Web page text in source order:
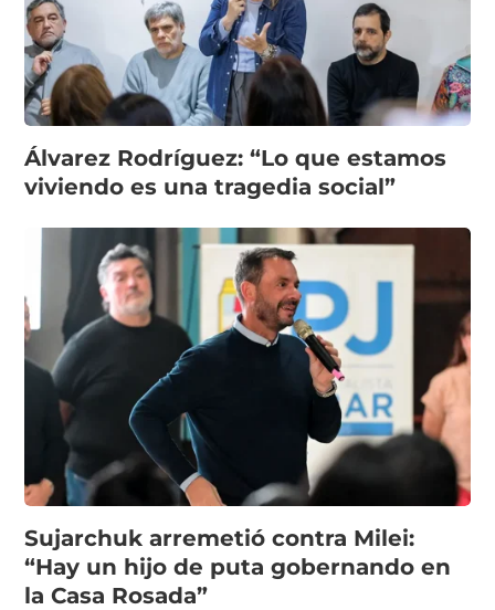
Álvarez Rodríguez: “Lo que estamos
viviendo es una tragedia social”
Sujarchuk arremetió contra Milei:
“Hay un hijo de puta gobernando en
la Casa Rosada”